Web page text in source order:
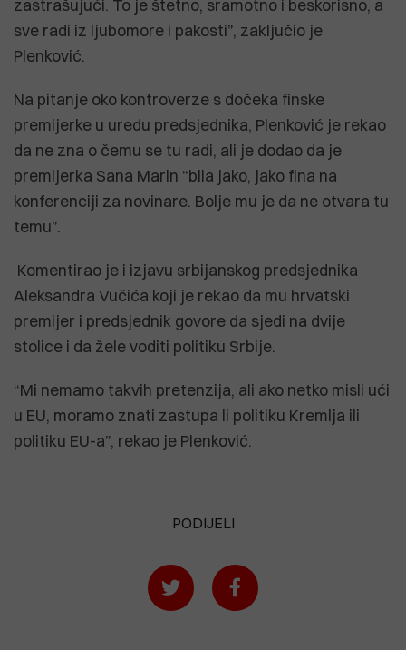
zastrašujući. To je štetno, sramotno i beskorisno, a
sve radi iz ljubomore i pakosti”, zaključio je
Plenković.
Na pitanje oko kontroverze s dočeka finske
premijerke u uredu predsjednika, Plenković je rekao
da ne zna o čemu se tu radi, ali je dodao da je
premijerka Sana Marin “bila jako, jako fina na
konferenciji za novinare. Bolje mu je da ne otvara tu
temu”.
Komentirao je i izjavu srbijanskog predsjednika
Aleksandra Vučića koji je rekao da mu hrvatski
premijer i predsjednik govore da sjedi na dvije
stolice i da žele voditi politiku Srbije.
“Mi nemamo takvih pretenzija, ali ako netko misli ući
u EU, moramo znati zastupa li politiku Kremlja ili
politiku EU-a”, rekao je Plenković.
PODIJELI